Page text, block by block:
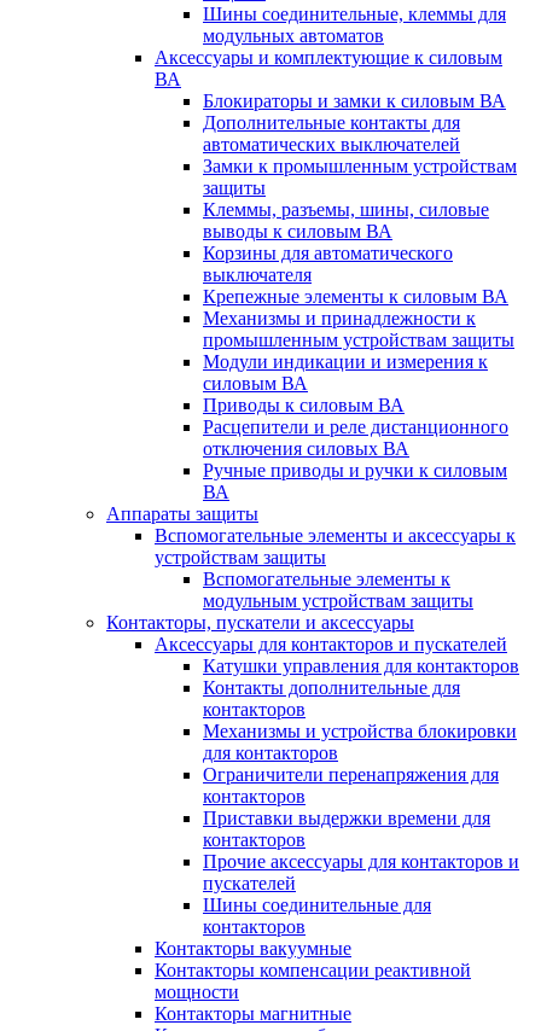
Шины соединительные, клеммы для
модульных автоматов
Аксессуары и комплектующие к силовым
ВА
Блокираторы и замки к силовым ВА
Дополнительные контакты для
автоматических выключателей
Замки к промышленным устройствам
защиты
Клеммы, разъемы, шины, силовые
выводы к силовым ВА
Корзины для автоматического
выключателя
Крепежные элементы к силовым ВА
Механизмы и принадлежности к
промышленным устройствам защиты
Модули индикации и измерения к
силовым ВА
Приводы к силовым ВА
Расцепители и реле дистанционного
отключения силовых ВА
Ручные приводы и ручки к силовым
ВА
Аппараты защиты
Вспомогательные элементы и аксессуары к
устройствам защиты
Вспомогательные элементы к
модульным устройствам защиты
Контакторы, пускатели и аксессуары
Аксессуары для контакторов и пускателей
Катушки управления для контакторов
Контакты дополнительные для
контакторов
Механизмы и устройства блокировки
для контакторов
Ограничители перенапряжения для
контакторов
Приставки выдержки времени для
контакторов
Прочие аксессуары для контакторов и
пускателей
Шины соединительные для
контакторов
Контакторы вакуумные
Контакторы компенсации реактивной
мощности
Контакторы магнитные